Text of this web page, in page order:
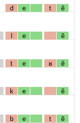
d e t ẽ
l e ẽ
t e ʁ ẽ
k e ẽ
b e t ẽ